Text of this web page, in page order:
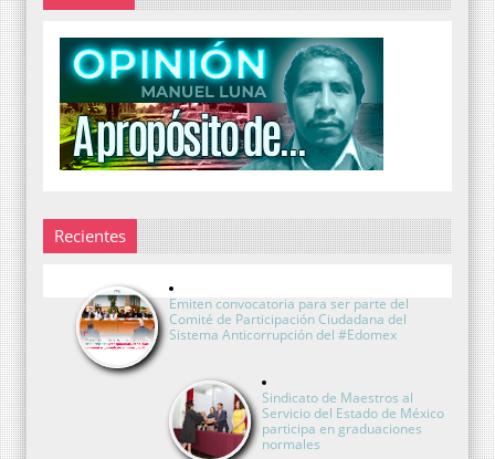
Recientes
Emiten convocatoria para ser parte del
Comité de Participación Ciudadana del
Sistema Anticorrupción del #Edomex
Sindicato de Maestros al
Servicio del Estado de México
participa en graduaciones
normales